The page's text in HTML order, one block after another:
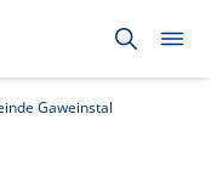
Gaweinstal